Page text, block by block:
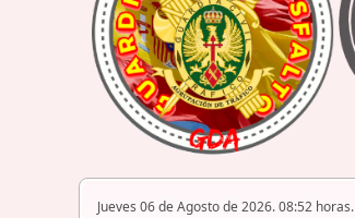
Jueves 06 de Agosto de 2026. 08:52 horas.